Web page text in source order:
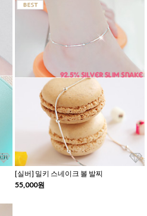
[실버] 밀키 스네이크 볼 발찌
55,000원